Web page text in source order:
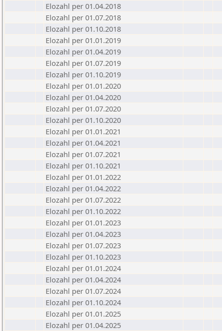
Elozahl per 01.04.2018
Elozahl per 01.07.2018
Elozahl per 01.10.2018
Elozahl per 01.01.2019
Elozahl per 01.04.2019
Elozahl per 01.07.2019
Elozahl per 01.10.2019
Elozahl per 01.01.2020
Elozahl per 01.04.2020
Elozahl per 01.07.2020
Elozahl per 01.10.2020
Elozahl per 01.01.2021
Elozahl per 01.04.2021
Elozahl per 01.07.2021
Elozahl per 01.10.2021
Elozahl per 01.01.2022
Elozahl per 01.04.2022
Elozahl per 01.07.2022
Elozahl per 01.10.2022
Elozahl per 01.01.2023
Elozahl per 01.04.2023
Elozahl per 01.07.2023
Elozahl per 01.10.2023
Elozahl per 01.01.2024
Elozahl per 01.04.2024
Elozahl per 01.07.2024
Elozahl per 01.10.2024
Elozahl per 01.01.2025
Elozahl per 01.04.2025